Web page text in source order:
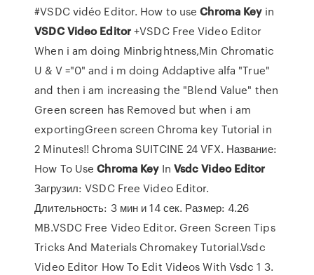
#VSDC vidéo Editor. How to useChroma Keyin
VSDC Video Editor+VSDC Free Video Editor
When i am doing Minbrightness,Min Chromatic
U & V ="0" and i m doing Addaptive alfa "True"
and then i am increasing the "Blend Value" then
Green screen has Removed but when i am
exportingGreen screen Chroma key Tutorial in
2 Minutes!! Chroma SUITCINE 24 VFX. Название:
How To UseChroma KeyIn Vsdc Video Editor
Загрузил: VSDC Free Video Editor.
Длительность: 3 мин и 14 сек. Размер: 4.26
MB.VSDC Free Video Editor. Green Screen Tips
Tricks And Materials Chromakey Tutorial.Vsdc
Video Editor How To Edit Videos With Vsdc 1 3.